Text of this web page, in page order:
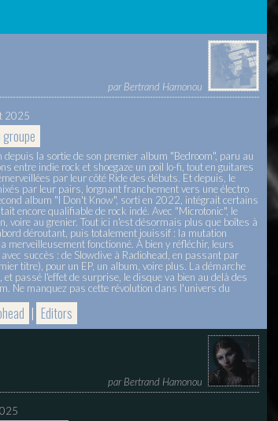
parBertrand Hamonou
2025
la sortie de son premier album "Bedroom", paru au
entre indie rock et shoegaze un poil lo-fi, tout en guitares
par leur côté Ride des débuts. Et depuis, le
par leur pairs, lorgnant franchement vers une électro
album "I Don't Know", sorti en 2022, intégrait certains
encore qualifiable de rock indé. Avec "Microtonic", le
au grenier. Tout ici n'est désormais plus que boîtes à
déroutant, puis totalement jouissif : la mutation
fonctionné. À bien y réfléchir, leurs
succès : de Slowdive à Radiohead, en passant par
titre), pour un EP, un album, voire plus. La démarche
passé l'effet de surprise, le disque va bien au delà des
Ne manquez pas cette révolution dans l'univers du
| Editors
parBertrand Hamonou